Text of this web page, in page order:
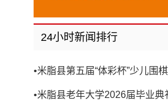
24小时新闻排行
•米脂县第五届“体彩杯”少儿围
•米脂县老年大学2026届毕业典